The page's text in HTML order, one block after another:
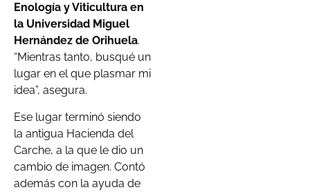
Enología y Viticultura en
la Universidad Miguel
Hernández de Orihuela.
“Mientras tanto, busqué un
lugar en el que plasmar mi
idea”, asegura.
Ese lugar terminó siendo
la antigua Hacienda del
Carche, a la que le dio un
cambio de imagen. Contó
además con la ayuda de